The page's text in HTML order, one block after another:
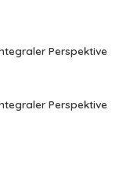
Perspektive
Perspektive